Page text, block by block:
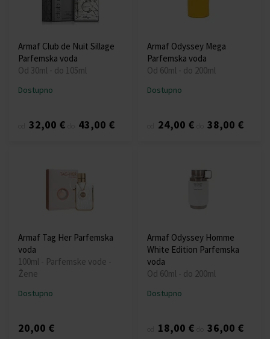
Armaf Club de Nuit Sillage
Parfemska voda
Od 30ml - do 105ml
Dostupno
32,00 € 43,00 €
Armaf Odyssey Mega
Parfemska voda
Od 60ml - do 200ml
Dostupno
24,00 € 38,00 €
Armaf Tag Her Parfemska
voda
100ml - Parfemske vode -
Žene
Dostupno
20,00 €
Armaf Odyssey Homme
White Edition Parfemska
voda
Od 60ml - do 200ml
Dostupno
18,00 € 36,00 €